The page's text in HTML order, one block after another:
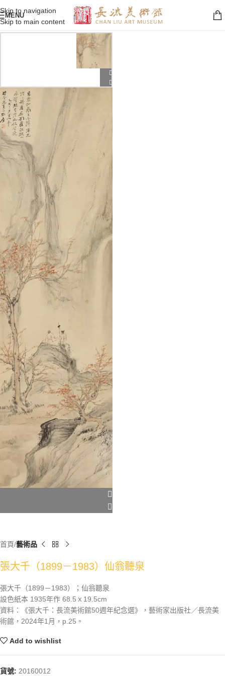
Skip to navigation
Skip to main content
MENU
首頁 藝術品
張大千（1899－1983）仙翁聽泉
張大千（1899－1983）；仙翁聽泉
設色紙本 1935年作 68.5ｘ19.5cm
資料：《張大千：長流美術館50週年紀念選》，藝術家出版社／長流美
術館，2024年1月，p.25。
Add to wishlist
貨號: 20160012